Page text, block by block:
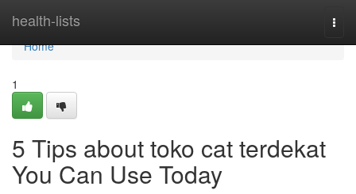
health-lists
Home
Home
1
5 Tips about toko cat terdekat
You Can Use Today